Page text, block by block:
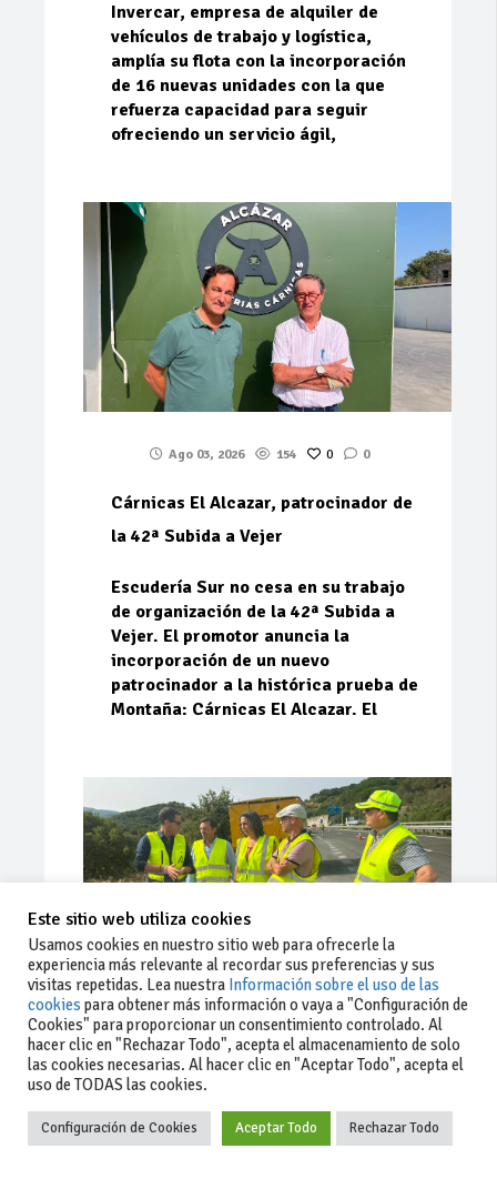
Invercar, empresa de alquiler de
vehículos de trabajo y logística,
amplía su flota con la incorporación
de 16 nuevas unidades con la que
refuerza capacidad para seguir
ofreciendo un servicio ágil,
Ago 03, 2026 154 0 0
Cárnicas El Alcazar, patrocinador de
la 42ª Subida a Vejer
Escudería Sur no cesa en su trabajo
de organización de la 42ª Subida a
Vejer. El promotor anuncia la
incorporación de un nuevo
patrocinador a la histórica prueba de
Montaña: Cárnicas El Alcazar. El
Ago 03, 2026 81 0 0
La Junta implementa mejoras en la
A381 por Los Barrios
Este sitio web utiliza cookies
Usamos cookies en nuestro sitio web para ofrecerle la
experiencia más relevante al recordar sus preferencias y sus
visitas repetidas. Lea nuestra Información sobre el uso de las
cookies para obtener más información o vaya a "Configuración de
Cookies" para proporcionar un consentimiento controlado. Al
hacer clic en "Rechazar Todo", acepta el almacenamiento de solo
las cookies necesarias. Al hacer clic en "Aceptar Todo", acepta el
uso de TODAS las cookies.
Configuración de Cookies Aceptar Todo Rechazar Todo